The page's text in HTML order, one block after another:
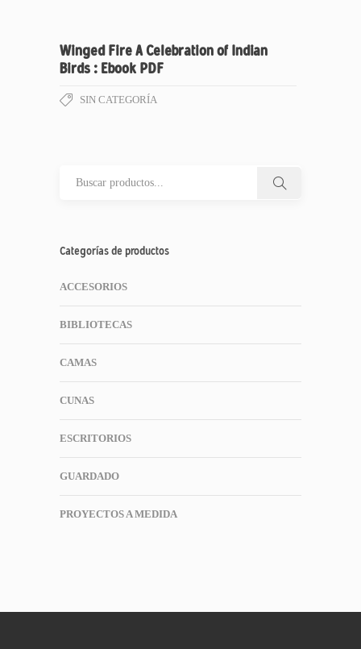
Winged Fire A Celebration of Indian
Birds : Ebook PDF
SIN CATEGORÍA
Categorías de productos
ACCESORIOS
BIBLIOTECAS
CAMAS
CUNAS
ESCRITORIOS
GUARDADO
PROYECTOS A MEDIDA